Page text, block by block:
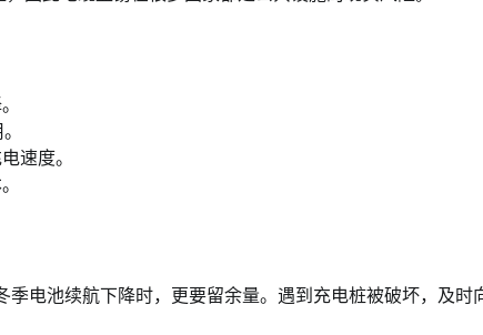
速度。
电池续航下降时，更要留余量。遇到充电桩被破坏，及时